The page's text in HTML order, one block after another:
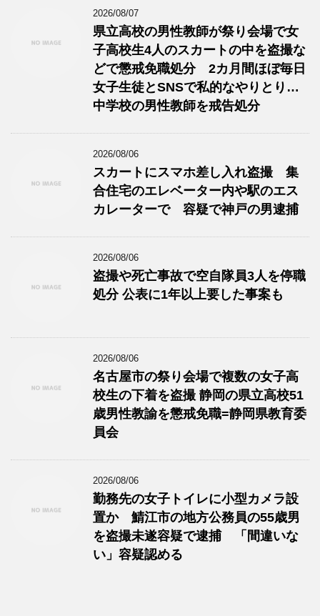
2026/08/07
県立高校の男性教師が祭り会場で女
子高校生4人のスカートの中を盗撮な
どで懲戒免職処分 2カ月間ほぼ毎日
女子生徒とSNSで私的なやりとり…
中学校の男性教師を戒告処分
2026/08/06
スカートにスマホ差し入れ盗撮 集
合住宅のエレベーター内や駅のエス
カレーターで 容疑で神戸の男逮捕
2026/08/06
盗撮や死亡事故で空自隊員3人を停職
処分 公表に1年以上要した事案も
2026/08/06
名古屋市の祭り会場で複数の女子高
校生の下着を盗撮 静岡の県立高校51
歳男性教諭を懲戒免職=静岡県教育委
員会
2026/08/06
勤務先の女子トイレに小型カメラ設
置か 鯖江市の地方公務員の55歳男
を盗撮未遂容疑で逮捕 「間違いな
い」容疑認める